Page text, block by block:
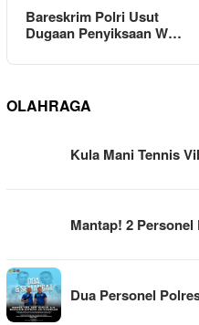
Bareskrim Polri Usut
Dugaan Penyiksaan W…
OLAHRAGA
Kula Mani Tennis
Mantap! 2
Dua Personel